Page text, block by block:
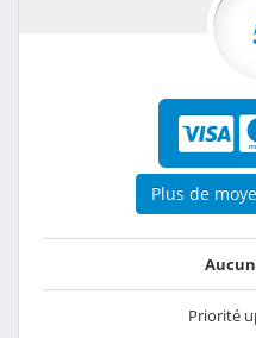
Plus de
Priorité